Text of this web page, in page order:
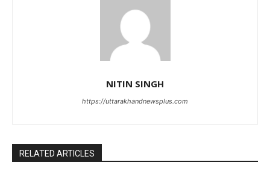
NITIN SINGH
https://uttarakhandnewsplus.com
RELATED ARTICLES